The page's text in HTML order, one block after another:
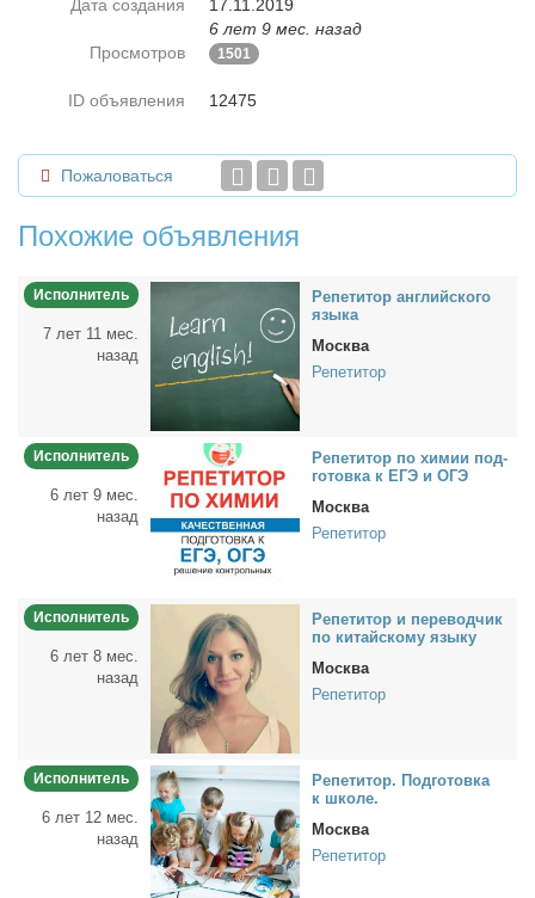
Дата создания
17.11.2019
6 лет 9 мес. назад
Просмотров
1501
ID объявления 12475
Пожаловаться
Похожие объявления
Исполнитель
7 лет 11 мес.
назад
Ре­пе­ти­тор ан­глий­ско­го
язы­ка
Москва
Репетитор
Исполнитель
6 лет 9 мес.
назад
Ре­пе­ти­тор по хи­мии под­
го­тов­ка к ЕГЭ и ОГЭ
Москва
Репетитор
Исполнитель
6 лет 8 мес.
назад
Ре­пе­ти­тор и пе­ре­вод­чик
по ки­тай­ско­му язы­ку
Москва
Репетитор
Исполнитель
6 лет 12 мес.
назад
Ре­пе­ти­тор. Под­го­тов­ка
к шко­ле.
Москва
Репетитор